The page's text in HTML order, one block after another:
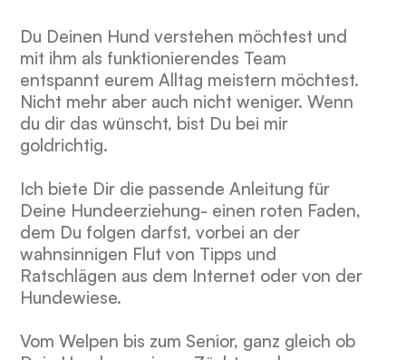
Du Deinen Hund verstehen möchtest und
mit ihm als funktionierendes Team
entspannt eurem Alltag meistern möchtest.
Nicht mehr aber auch nicht weniger. Wenn
du dir das wünscht, bist Du bei mir
goldrichtig.
Ich biete Dir die passende Anleitung für
Deine Hundeerziehung- einen roten Faden,
dem Du folgen darfst, vorbei an der
wahnsinnigen Flut von Tipps und
Ratschlägen aus dem Internet oder von der
Hundewiese.
Vom Welpen bis zum Senior, ganz gleich ob